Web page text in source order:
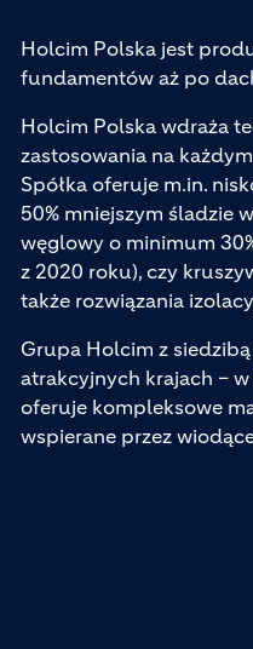
Holcim Polska jest
fundamentów aż po
Holcim Polska wdraża
zastosowania na
Spółka oferuje m.in.
50% mniejszym śladzie
węglowy o minimum
z 2020 roku), czy
także rozwiązania
Grupa Holcim z
atrakcyjnych krajach –
oferuje kompleksowe
wspierane przez